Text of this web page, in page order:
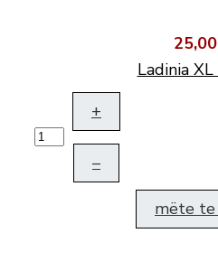
Ladinia
+
–
mëte